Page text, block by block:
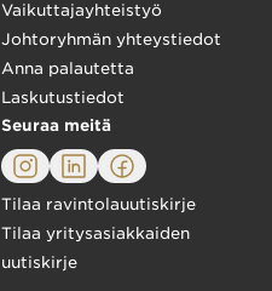
Vaikuttajayhteistyö
Johtoryhmän yhteystiedot
Anna palautetta
Laskutustiedot
Seuraa meitä
Tilaa ravintolauutiskirje
Tilaa yritysasiakkaiden
uutiskirje